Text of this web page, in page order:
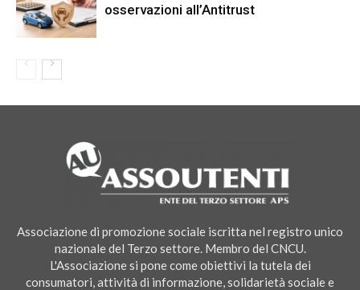
osservazioni all’Antitrust
Associazione di promozione sociale iscritta nel registro unico
nazionale del Terzo settore. Membro del CNCU.
L'Associazione si pone come obiettivi la tutela dei
consumatori, attività di informazione, solidarietà sociale e